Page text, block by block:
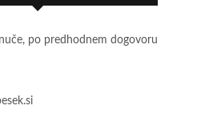
po predhodnem dogovoru